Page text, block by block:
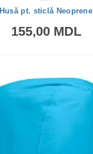
Husă pt. sticlă Neoprene
155,00 MDL